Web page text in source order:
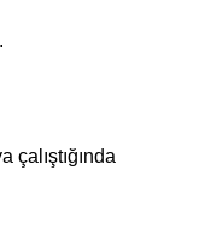
çalıştığında